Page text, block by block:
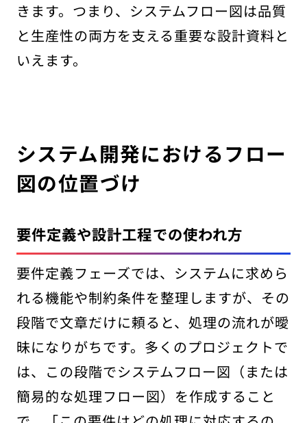
きます。つまり、システムフロー図は品質
と生産性の両方を支える重要な設計資料と
いえます。
システム開発におけるフロー
図の位置づけ
要件定義や設計工程での使われ方
要件定義フェーズでは、システムに求めら
れる機能や制約条件を整理しますが、その
段階で文章だけに頼ると、処理の流れが曖
昧になりがちです。多くのプロジェクトで
は、この段階でシステムフロー図（または
簡易的な処理フロー図）を作成すること